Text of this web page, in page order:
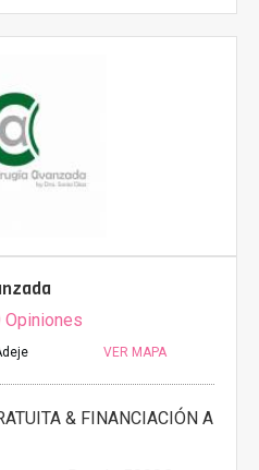
Opiniones
VER MAPA
& FINANCIACIÓN A